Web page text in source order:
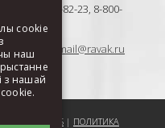
T: +7(495) 710-82-23, 8-800-
41-51
mail:ravak-mail@ravak.ru
COOKIES | ПОЛИТИКА
cookie
наш
з нашай